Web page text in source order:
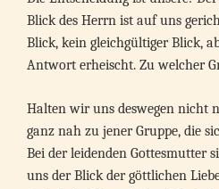
Blick des Herrn ist auf uns
Blick, kein gleichgültiger Blick,
Antwort erheischt. Zu welcher
Halten wir uns deswegen nicht
ganz nah zu jener Gruppe, die
Bei der leidenden Gottesmutter
uns der Blick der göttlichen